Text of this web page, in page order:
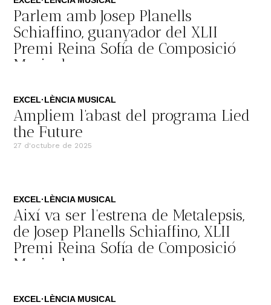
Parlem amb Josep Planells
Schiaffino, guanyador del XLII
Premi Reina Sofía de Composició
Musical
EXCEL·LÈNCIA MUSICAL
Ampliem l’abast del programa Lied
the Future
27 d'octubre de 2025
EXCEL·LÈNCIA MUSICAL
Així va ser l’estrena de Metalepsis,
de Josep Planells Schiaffino, XLII
Premi Reina Sofía de Composició
Musical
EXCEL·LÈNCIA MUSICAL